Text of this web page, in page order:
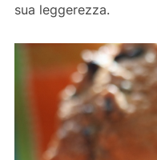
sua leggerezza.